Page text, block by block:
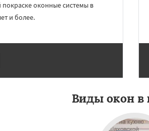
оконные системы в
и более.
Виды окон в